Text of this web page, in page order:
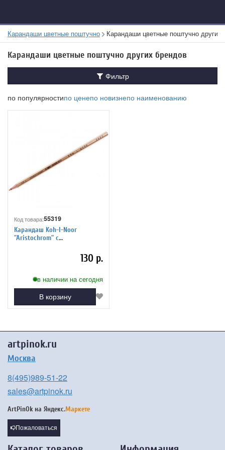
Карандаши цветные поштучно Карандаши цветные поштучно других
Карандаши цветные поштучно других брендов
Фильтр
по популярностипо ценепо новизнепо наименованию
Код товара:55319
Карандаш Koh-I-Noor
"Aristochrom" с
130 р.
в наличии на сегодня
В корзину
artpinok.ru
Москва
8(495)989-51-22
sales@artpinok.ru
ArtPinOk на Яндекс.Маркете
Пожаловаться